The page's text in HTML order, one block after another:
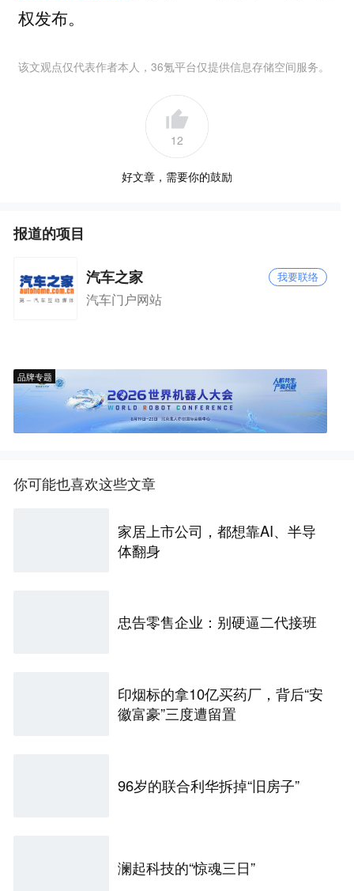
权发布。
该文观点仅代表作者本人，36氪平台仅提供信息存储空间服务。
12
好文章，需要你的鼓励
报道的项目
汽车之家 我要联络
汽车门户网站
品牌专题
你可能也喜欢这些文章
家居上市公司，都想靠AI、半导
体翻身
忠告零售企业：别硬逼二代接班
印烟标的拿10亿买药厂，背后“安
徽富豪”三度遭留置
96岁的联合利华拆掉“旧房子”
澜起科技的“惊魂三日”